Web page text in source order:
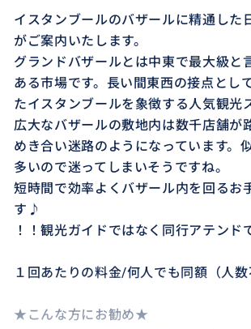
イスタンブールのバザールに精通した
がご案内いたします。
グランドバザールとは中東で最大級と
ある市場です。長い間東西の接点とし
たイスタンブールを象徴する人気観光
広大なバザールの敷地内は数千店舗が
めき合い迷路のようになっています。
多いので迷ってしまいそうですね。
短時間で効率よくバザール内を回るお
す♪
！！観光ガイドではなく同行アテンド
１回あたりの料金/何人でも同額（人数
★こんな方にお勧め★